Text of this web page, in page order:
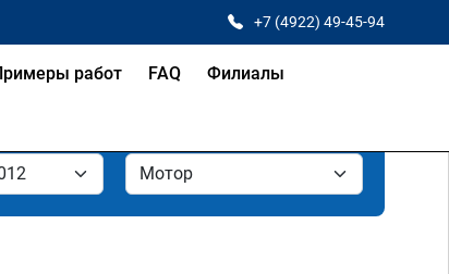
+7 (4922) 49-45-94
работ FAQ Филиалы